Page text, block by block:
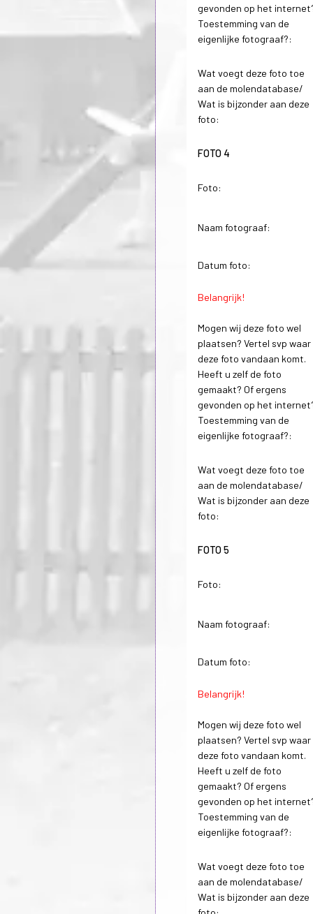
gevonden op het
Toestemming van de
eigenlijke fotograaf?:
Wat voegt deze foto toe
aan de molendatabase/
Wat is bijzonder aan deze
foto:
FOTO 4
Foto:
Naam fotograaf:
Datum foto:
Belangrijk!
Mogen wij deze foto wel
plaatsen? Vertel svp waar
deze foto vandaan komt.
Heeft u zelf de foto
gemaakt? Of ergens
gevonden op het
Toestemming van de
eigenlijke fotograaf?:
Wat voegt deze foto toe
aan de molendatabase/
Wat is bijzonder aan deze
foto:
FOTO 5
Foto:
Naam fotograaf:
Datum foto:
Belangrijk!
Mogen wij deze foto wel
plaatsen? Vertel svp waar
deze foto vandaan komt.
Heeft u zelf de foto
gemaakt? Of ergens
gevonden op het
Toestemming van de
eigenlijke fotograaf?:
Wat voegt deze foto toe
aan de molendatabase/
Wat is bijzonder aan deze